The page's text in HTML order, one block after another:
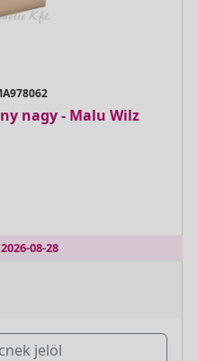
nagy - Malu Wilz
08-28
jelöl